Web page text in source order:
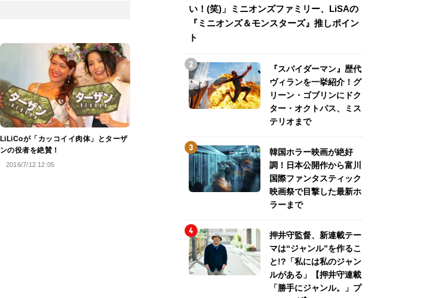
LiLiCoが「カッコイイ肉体」とターザ
ンの役者を絶賛！
2016/7/12 12:05
い！(笑)」ミニオンズファミリー、LiSAの
『ミニオンズ＆モンスターズ』推しポイン
ト
『スパイダーマン』歴代
ヴィランを一挙紹介！グ
リーン・ゴブリンにドク
ター・オクトパス、ミス
テリオまで
韓国ホラー映画が絶好
調！日本公開作から富川
国際ファンタスティック
映画祭で目撃した最新ホ
ラーまで
押井守監督、新連載テー
マは“ジャンル”を作るこ
と!?「私には私のジャン
ルがある」【押井守連載
「勝手にジャンル。」プ